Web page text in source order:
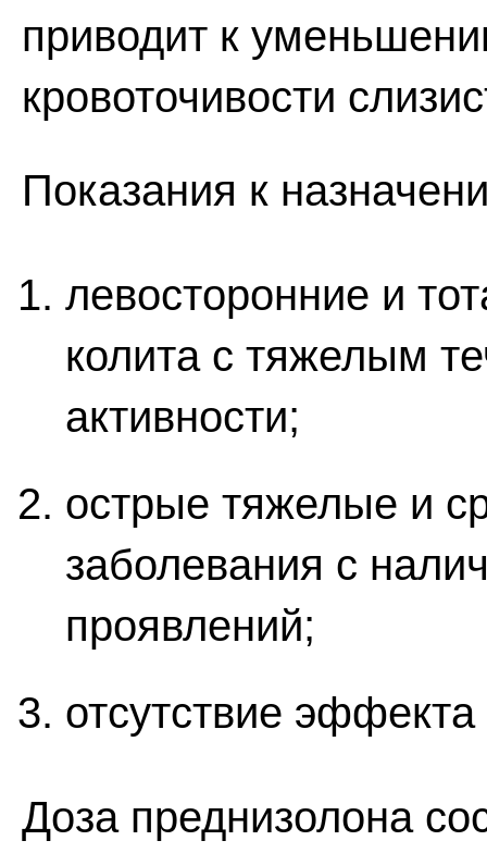
приводит к
кровоточивости
Показания к
левосторонние и
колита с тяжелым
активности;
острые тяжелые и
заболевания с
проявлений;
отсутствие
Доза преднизолона